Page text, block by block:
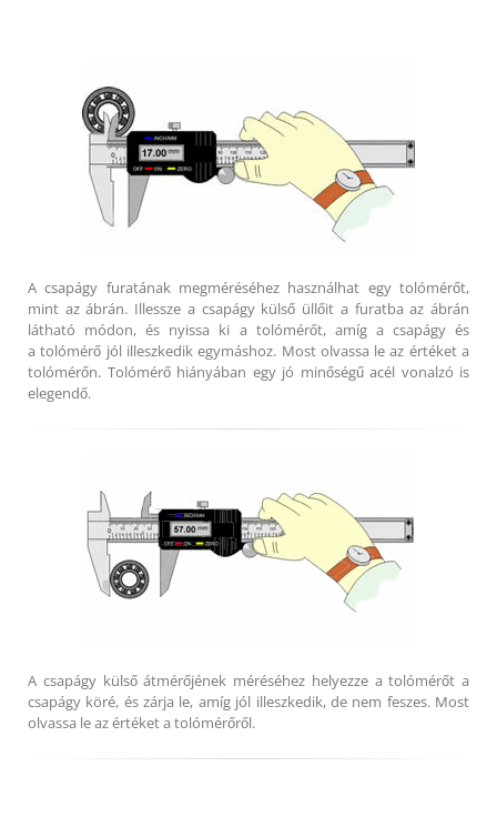
A csapágy furatának megméréséhez használhat egy tolómérőt,
mint az ábrán. Illessze a csapágy külső üllőit a furatba az ábrán
látható módon, és nyissa ki a tolómérőt, amíg a csapágy és
a tolómérő jól illeszkedik egymáshoz. Most olvassa le az értéket a
tolómérőn. Tolómérő hiányában egy jó minőségű acél vonalzó is
elegendő.
A csapágy külső átmérőjének méréséhez helyezze a tolómérőt a
csapágy köré, és zárja le, amíg jól illeszkedik, de nem feszes. Most
olvassa le az értéket a tolómérőről.